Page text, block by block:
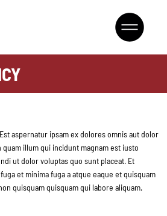
aspernatur ipsam ex dolores omnis aut dolor
illum qui incidunt magnam est iusto
ut dolor voluptas quo sunt placeat. Et
et minima fuga a atque eaque et quisquam
quisquam quisquam qui labore aliquam.